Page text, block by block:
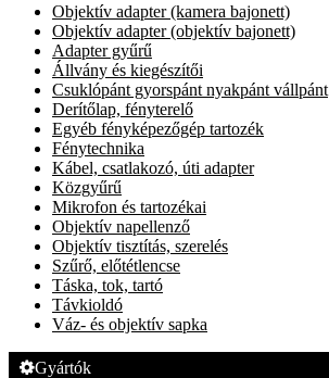
Objektív adapter (kamera bajonett)
Objektív adapter (objektív bajonett)
Adapter gyűrű
Állvány és kiegészítői
Csuklópánt gyorspánt nyakpánt vállpánt
Derítőlap, fényterelő
Egyéb fényképezőgép tartozék
Fénytechnika
Kábel, csatlakozó, úti adapter
Közgyűrű
Mikrofon és tartozékai
Objektív napellenző
Objektív tisztítás, szerelés
Szűrő, előtétlencse
Táska, tok, tartó
Távkioldó
Váz- és objektív sapka
Gyártók